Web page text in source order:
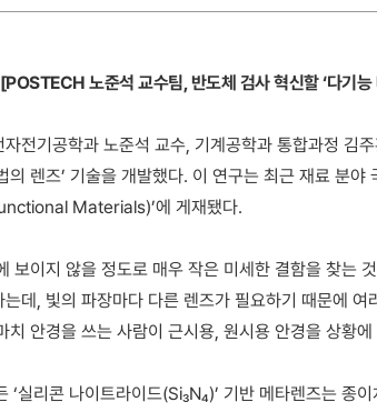
[POSTECH 노준석 교수팀, 반도체 검사 혁신할 ‘다기능
자전기공학과 노준석 교수, 기계공학과 통합과정 김
의 렌즈’ 기술을 개발했다. 이 연구는 최근 재료 분야
Materials)’에 게재됐다.
보이지 않을 정도로 매우 작은 미세한 결함을 찾는
데, 빛의 파장마다 다른 렌즈가 필요하기 때문에
치 안경을 쓰는 사람이 근시용, 원시용 안경을 상황
실리콘 나이트라이드(Si₃N₄)’ 기반 메타렌즈는 종